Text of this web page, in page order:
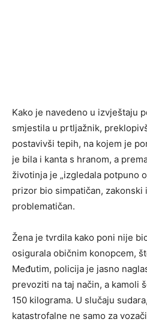
Kako je navedeno u izvještaju
smjestila u prtljažnik,
postavivši tepih, na kojem je
je bila i kanta s hranom, a
životinja je „izgledala potpuno
prizor bio simpatičan,
problematičan.
Žena je tvrdila kako poni nije
osigurala običnim konopcem,
Međutim, policija je jasno
prevoziti na taj način, a kamoli
150 kilograma. U slučaju
katastrofalne ne samo za